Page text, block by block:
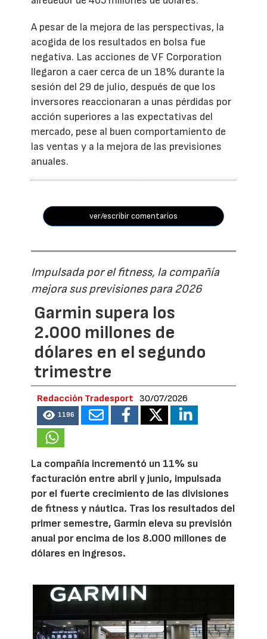
A pesar de la mejora de las perspectivas, la
acogida de los resultados en bolsa fue
negativa. Las acciones de VF Corporation
llegaron a caer cerca de un 18% durante la
sesión del 29 de julio, después de que los
inversores reaccionaran a unas pérdidas por
acción superiores a las expectativas del
mercado, pese al buen comportamiento de
las ventas y a la mejora de las previsiones
anuales.
ver/escribir comentarios
Impulsada por el fitness, la compañía
mejora sus previsiones para 2026
Garmin supera los
2.000 millones de
dólares en el segundo
trimestre
Redacción Tradesport 30/07/2026
1196
La compañía incrementó un 11% su
facturación entre abril y junio, impulsada
por el fuerte crecimiento de las divisiones
de fitness y náutica. Tras los resultados del
primer semestre, Garmin eleva su previsión
anual por encima de los 8.000 millones de
dólares en ingresos.